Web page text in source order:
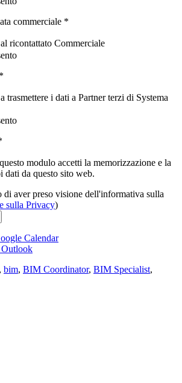
commerciale *
ricontattato Commerciale
*
trasmettere i dati a Partner terzi di Systema
modulo accetti la memorizzazione e la
dati da questo sito web.
di aver preso visione dell'informativa sulla
sulla Privacy)
Calendar
Outlook
, bim, BIM Coordinator, BIM Specialist,